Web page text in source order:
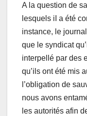
A la question de
lesquels iI a été
instance, le
que le syndicat
interpellé par des
qu’ils ont été mis
l’obligation de
nous avons
les autorités afin